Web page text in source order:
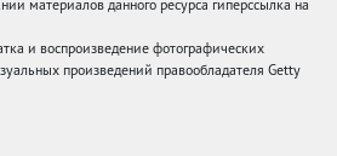
материалов данного ресурса гиперссылка на
и воспроизведение фотографических
произведений правообладателя Getty